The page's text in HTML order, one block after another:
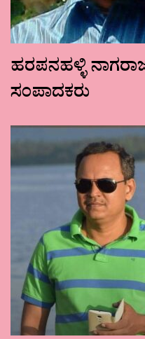
ಹರಪನಹಳ್ಳಿ
ಸಂಪಾದಕರು